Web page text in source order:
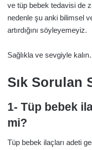
ve tüp bebek tedavisi de
nedenle şu anki bilimsel
artırdığını söyleyemeyiz.
Sağlıkla ve sevgiyle
Sık Sorulan
1- Tüp bebek
mi?
Tüp bebek ilaçları adeti